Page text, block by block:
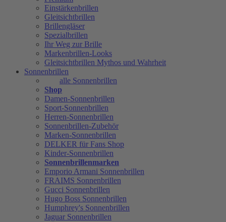
Einstärkenbrillen
Gleitsichtbrillen
Brillengläser
Spezialbrillen
Ihr Weg zur Brille
Markenbrillen-Looks
Gleitsichtbrillen Mythos und Wahrheit
Sonnenbrillen
alle Sonnenbrillen
Shop
Damen-Sonnenbrillen
Sport-Sonnenbrillen
Herren-Sonnenbrillen
Sonnenbrillen-Zubehör
Marken-Sonnenbrillen
DELKER für Fans Shop
Kinder-Sonnenbrillen
Sonnenbrillenmarken
Emporio Armani Sonnenbrillen
FRAIMS Sonnenbrillen
Gucci Sonnenbrillen
Hugo Boss Sonnenbrillen
Humphrey's Sonnenbrillen
Jaguar Sonnenbrillen